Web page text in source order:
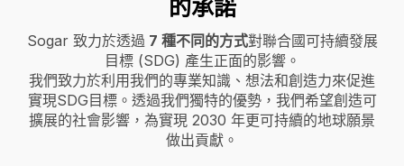
的承諾
Sogar 致力於透過 7 種不同的方式對聯合國可持續發展
目標 (SDG) 產生正面的影響。
我們致力於利用我們的專業知識、想法和創造力來促進
實現SDG目標。透過我們獨特的優勢，我們希望創造可
擴展的社會影響，為實現 2030 年更可持續的地球願景
做出貢獻。